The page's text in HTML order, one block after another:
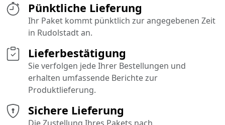
Pünktliche Lieferung
Ihr Paket kommt pünktlich zur angegebenen Zeit
in Rudolstadt an.
Sichere Lieferung
Lieferbestätigung
Sie verfolgen jede Ihrer Bestellungen und
erhalten umfassende Berichte zur
Produktlieferung.